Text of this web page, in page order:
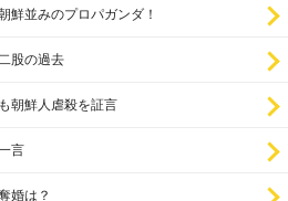
鮮並みのプロパガンダ！
股の過去
朝鮮人虐殺を証言
言
婚は？